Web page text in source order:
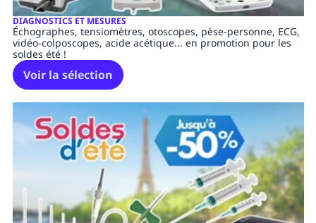
DIAGNOSTICS ET MESURES
Échographes, tensiomètres, otoscopes, pèse-personne, ECG,
vidéo-colposcopes, acide acétique... en promotion pour les
soldes été !
Voir la sélection